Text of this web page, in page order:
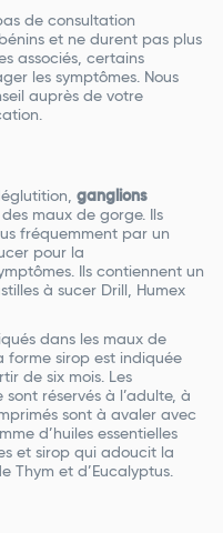
de consultation
et ne durent pas plus
associés, certains
les symptômes. Nous
auprès de votre
ganglions
maux de gorge. Ils
fréquemment par un
pour la
Ils contiennent un
à sucer Drill, Humex
dans les maux de
forme sirop est indiquée
de six mois. Les
réservés à l’adulte, à
sont à avaler avec
d’huiles essentielles
et sirop qui adoucit la
Thym et d’Eucalyptus.